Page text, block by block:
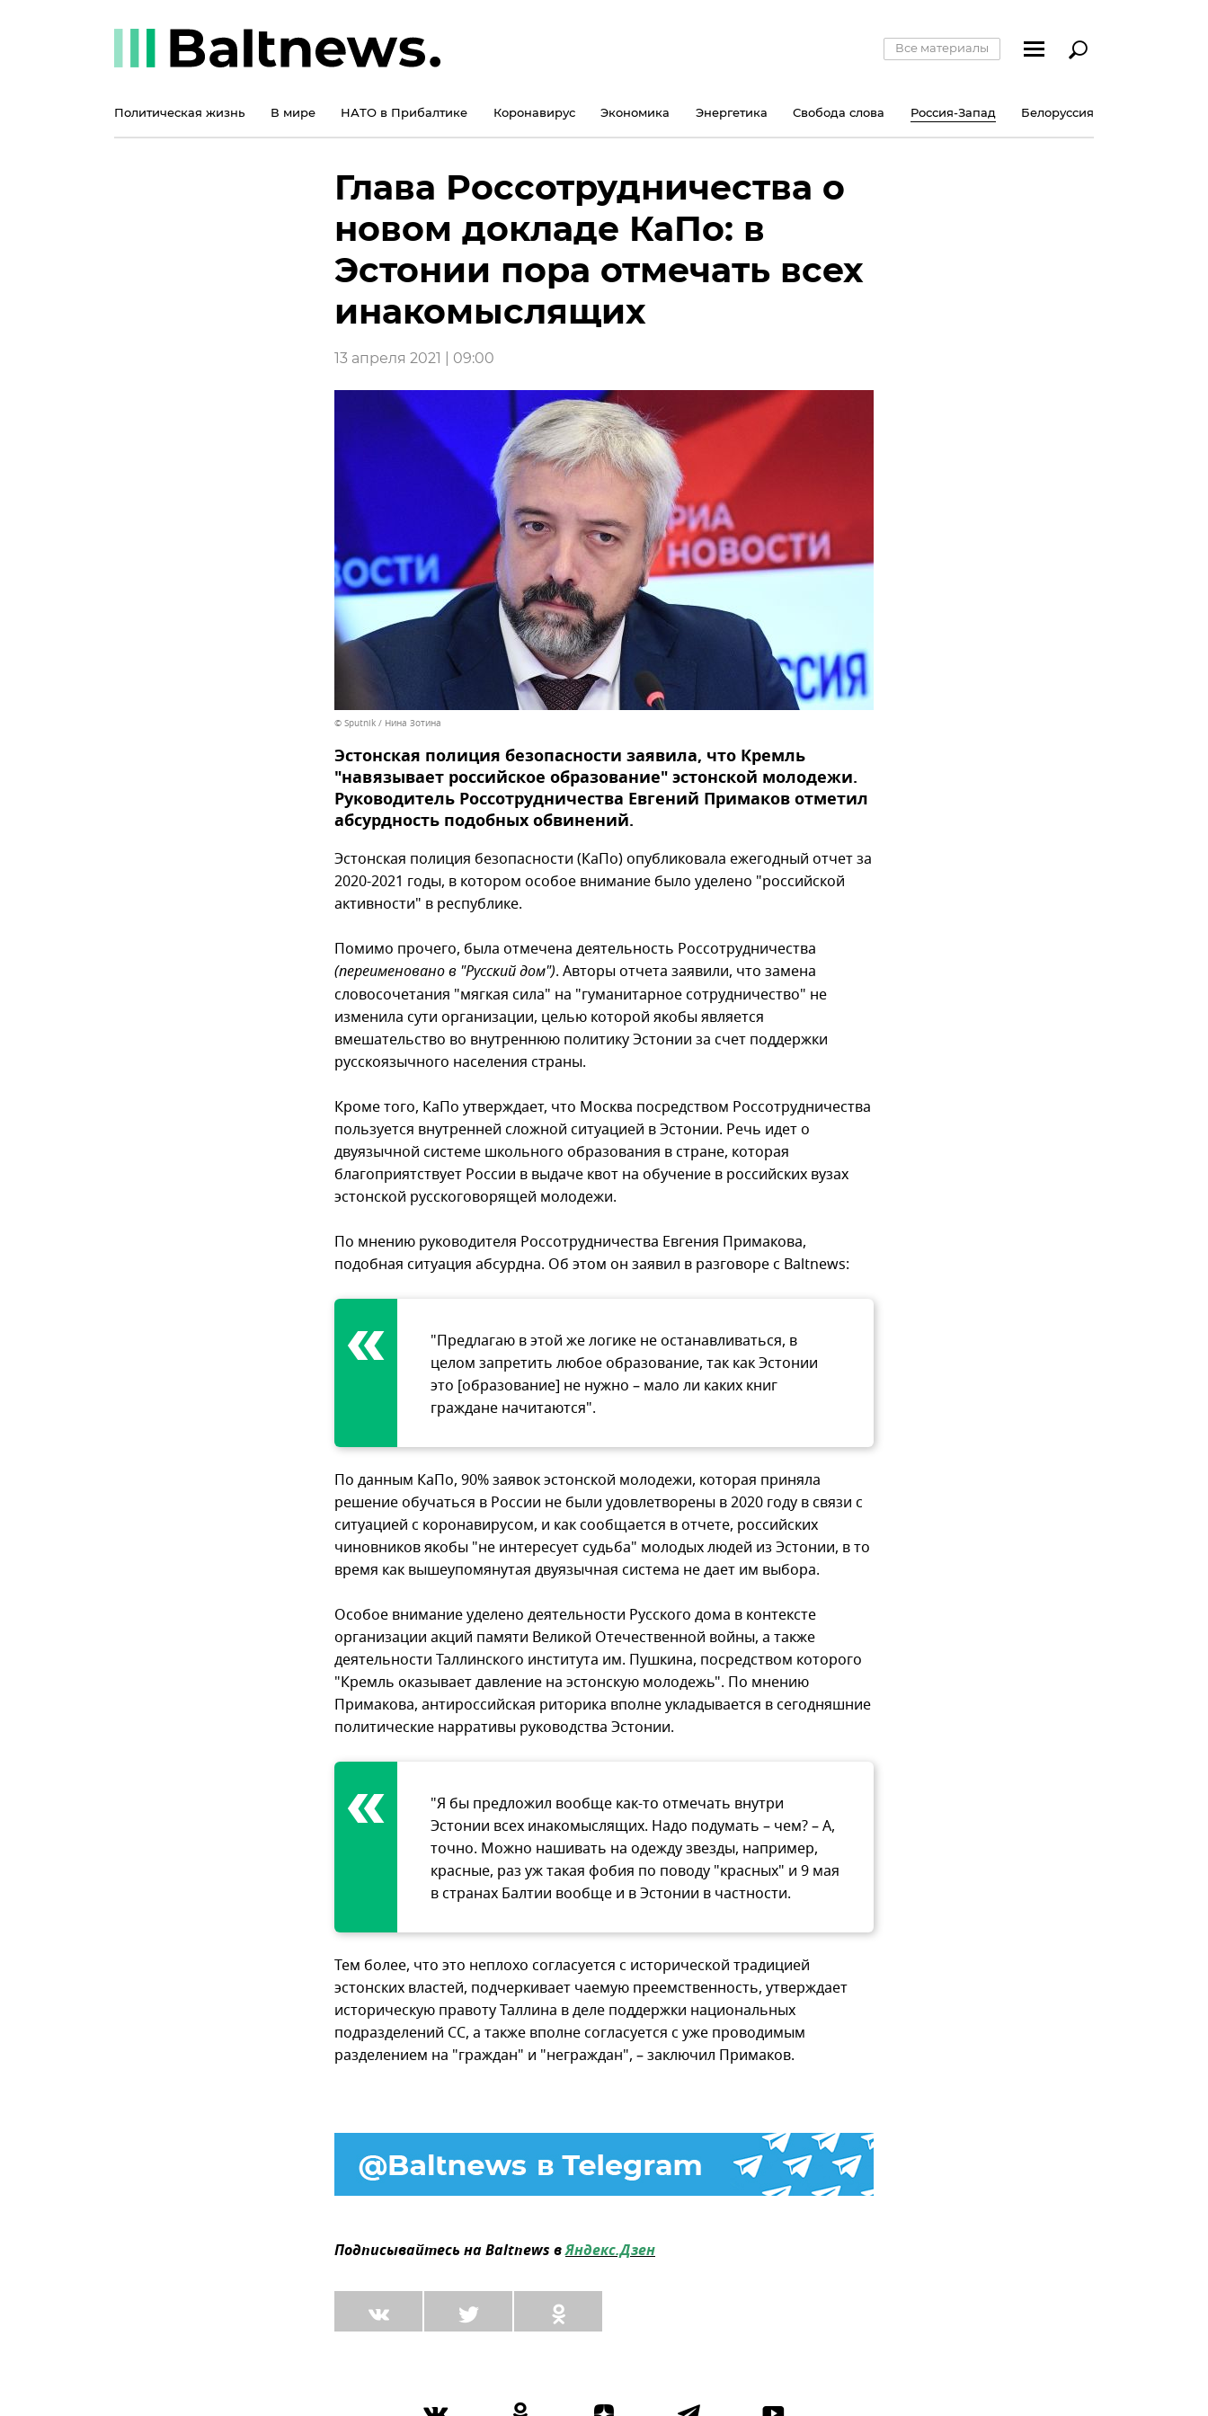
Все материалы
Политическая жизнь В мире НАТО в Прибалтике Коронавирус Экономика Энергетика Свобода слова Россия-Запад Белоруссия
Глава Россотрудничества о
новом докладе КаПо: в
Эстонии пора отмечать всех
инакомыслящих
13 апреля 2021 | 09:00
© Sputnik / Нина Зотина
Эстонская полиция безопасности заявила, что Кремль
"навязывает российское образование" эстонской молодежи.
Руководитель Россотрудничества Евгений Примаков отметил
абсурдность подобных обвинений.
Эстонская полиция безопасности (КаПо) опубликовала ежегодный отчет за
2020-2021 годы, в котором особое внимание было уделено "российской
активности" в республике.
Помимо прочего, была отмечена деятельность Россотрудничества
(переименовано в "Русский дом"). Авторы отчета заявили, что замена
словосочетания "мягкая сила" на "гуманитарное сотрудничество" не
изменила сути организации, целью которой якобы является
вмешательство во внутреннюю политику Эстонии за счет поддержки
русскоязычного населения страны.
Кроме того, КаПо утверждает, что Москва посредством Россотрудничества
пользуется внутренней сложной ситуацией в Эстонии. Речь идет о
двуязычной системе школьного образования в стране, которая
благоприятствует России в выдаче квот на обучение в российских вузах
эстонской русскоговорящей молодежи.
По мнению руководителя Россотрудничества Евгения Примакова,
подобная ситуация абсурдна. Об этом он заявил в разговоре с Baltnews:
"Предлагаю в этой же логике не останавливаться, в
целом запретить любое образование, так как Эстонии
это [образование] не нужно – мало ли каких книг
граждане начитаются".
По данным КаПо, 90% заявок эстонской молодежи, которая приняла
решение обучаться в России не были удовлетворены в 2020 году в связи с
ситуацией с коронавирусом, и как сообщается в отчете, российских
чиновников якобы "не интересует судьба" молодых людей из Эстонии, в то
время как вышеупомянутая двуязычная система не дает им выбора.
Особое внимание уделено деятельности Русского дома в контексте
организации акций памяти Великой Отечественной войны, а также
деятельности Таллинского института им. Пушкина, посредством которого
"Кремль оказывает давление на эстонскую молодежь". По мнению
Примакова, антироссийская риторика вполне укладывается в сегодняшние
политические нарративы руководства Эстонии.
"Я бы предложил вообще как-то отмечать внутри
Эстонии всех инакомыслящих. Надо подумать – чем? – А,
точно. Можно нашивать на одежду звезды, например,
красные, раз уж такая фобия по поводу "красных" и 9 мая
в странах Балтии вообще и в Эстонии в частности.
Тем более, что это неплохо согласуется с исторической традицией
эстонских властей, подчеркивает чаемую преемственность, утверждает
историческую правоту Таллина в деле поддержки национальных
подразделений СС, а также вполне согласуется с уже проводимым
разделением на "граждан" и "неграждан", – заключил Примаков.
Подписывайтесь на Baltnews вЯндекс.Дзен